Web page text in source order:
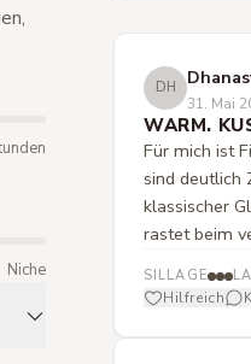
Niche
DH
31. Mai
WARM.
Für mich ist
sind deutlich
klassischer
rastet beim
SILLAGE
Hilfreich